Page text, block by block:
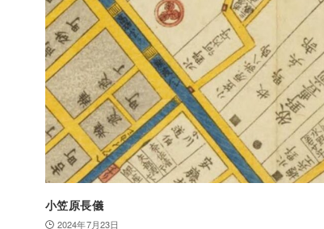
小笠原長儀
2024年7月23日